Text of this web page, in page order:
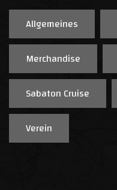
Allgemeines
Merchandise
Sabaton Cruise
Verein